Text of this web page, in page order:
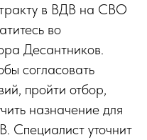
в ВДВ на СВО
во
Десантников.
согласовать
пройти отбор,
назначение для
Специалист уточнит